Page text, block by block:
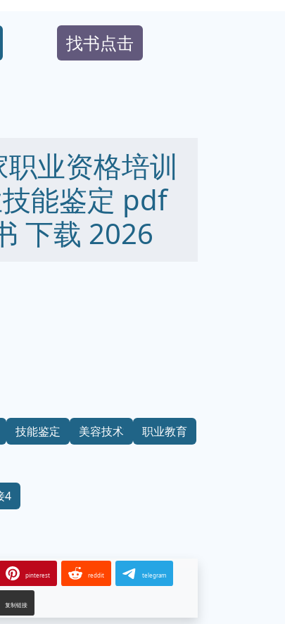
找书点击
业资格培训
能鉴定 pdf
下载 2026
技能鉴定 美容技术
职业教育
4
pinterest reddit telegram
复制链接